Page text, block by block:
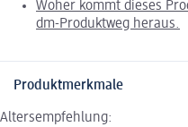
Woher kommt dieses
dm-Produktweg heraus.
Produktmerkmale
Altersempfehlung: